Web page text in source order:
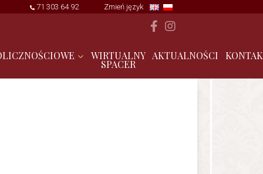
71 303 64 92 Zmień język
WIRTUALNY
SPACER
AKTUALNOŚCI